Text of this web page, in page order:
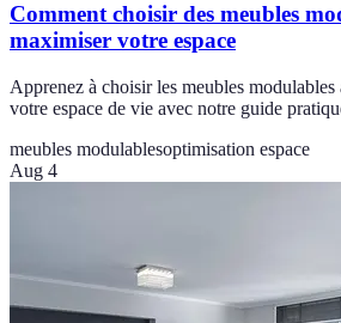
Comment choisir des meubles
maximiser votre espace
Apprenez à choisir les meubles
votre espace de vie avec notre guide
meubles modulablesoptimisation espace
Aug 4